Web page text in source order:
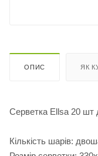
ОПИС ЯК
Серветка Ellsa 20 шт
Кількість шарів: